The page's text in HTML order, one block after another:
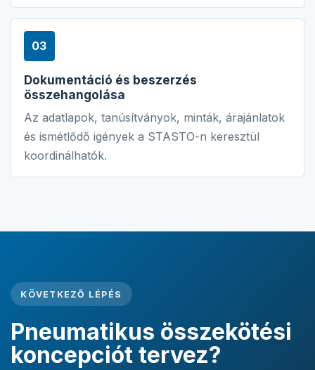
03
Dokumentáció és beszerzés
összehangolása
Az adatlapok, tanúsítványok, minták, árajánlatok
és ismétlődő igények a STASTO-n keresztül
koordinálhatók.
KÖVETKEZŐ LÉPÉS
Pneumatikus összekötési
koncepciót tervez?